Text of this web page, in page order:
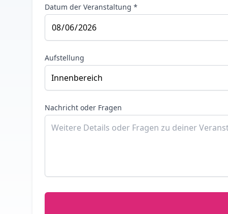
Datum der Veranstaltung *
Aufstellung
Nachricht oder Fragen